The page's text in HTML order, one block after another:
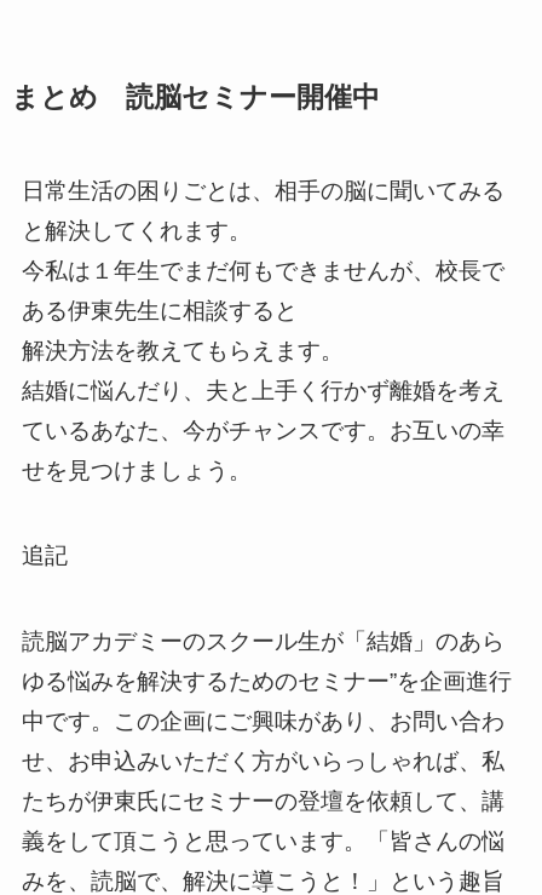
まとめ 読脳セミナー開催中
日常生活の困りごとは、相手の脳に聞いてみる
と解決してくれます。
今私は１年生でまだ何もできませんが、校長で
ある伊東先生に相談すると
解決方法を教えてもらえます。
結婚に悩んだり、夫と上手く行かず離婚を考え
ているあなた、今がチャンスです。お互いの幸
せを見つけましょう。
追記
読脳アカデミーのスクール生が「結婚」のあら
ゆる悩みを解決するためのセミナー”を企画進行
中です。この企画にご興味があり、お問い合わ
せ、お申込みいただく方がいらっしゃれば、私
たちが伊東氏にセミナーの登壇を依頼して、講
義をして頂こうと思っています。「皆さんの悩
みを、読脳で、解決に導こうと！」という趣旨